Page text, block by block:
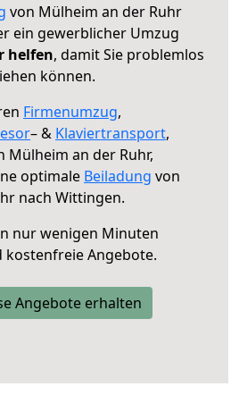
von Mülheim an der Ruhr
ein gewerblicher Umzug
helfen, damit Sie problemlos
können.
Firmenumzug,
– & Klaviertransport,
Mülheim an der Ruhr,
optimale Beiladung von
nach Wittingen.
nur wenigen Minuten
Angebote.
Angebote erhalten